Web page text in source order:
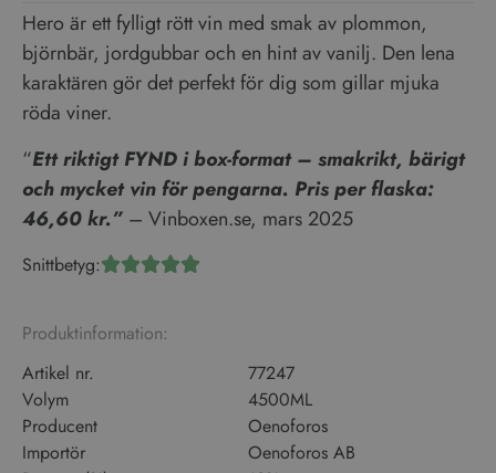
Hero är ett fylligt rött vin med smak av plommon,
björnbär, jordgubbar och en hint av vanilj. Den lena
karaktären gör det perfekt för dig som gillar mjuka
röda viner.
“Ett riktigt FYND i box-format – smakrikt, bärigt
och mycket vin för pengarna. Pris per flaska:
46,60 kr.” – Vinboxen.se, mars 2025
Snittbetyg:
Produktinformation:
Artikel nr.
77247
Volym
4500ML
Producent
Oenoforos
Importör
Oenoforos AB